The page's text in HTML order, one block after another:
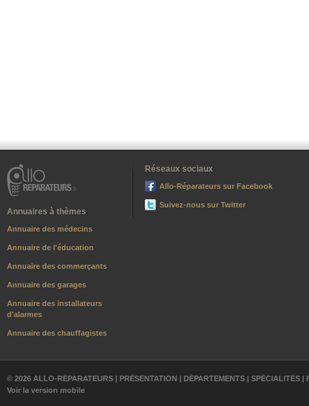
Annuaires à thèmes
Annuaire des médecins
Annuaire de l'éducation
Annuaire des commerçants
Annuaire des garages
Annuaire des installateurs
d'alarmes
Annuaire des chauffagistes
Réseaux sociaux
Allo-Réparateurs sur Facebook
Suivez-nous sur Twitter
© 2026 ALLO-RÉPARATEURS | PRÉSENTATION | DÉPARTEMENTS | SPÉCIALITÉS |
Voir la version mobile